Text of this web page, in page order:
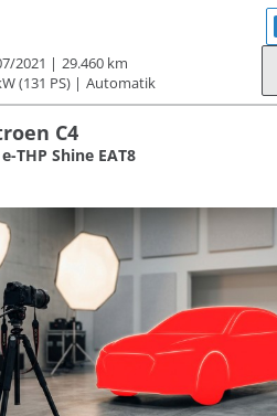
2021
29.460 km
(131 PS)
Automatik
C4
THP Shine EAT8